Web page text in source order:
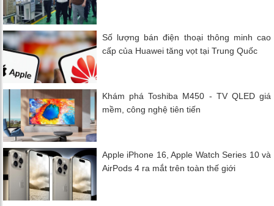
Số lượng bán điện thoại thông minh cao
cấp của Huawei tăng vọt tại Trung Quốc
Khám phá Toshiba M450 - TV QLED giá
mềm, công nghệ tiên tiến
Apple iPhone 16, Apple Watch Series 10 và
AirPods 4 ra mắt trên toàn thế giới